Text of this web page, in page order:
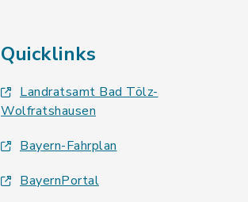
Quicklinks
Landratsamt Bad Tölz-
Wolfratshausen
Bayern-Fahrplan
BayernPortal